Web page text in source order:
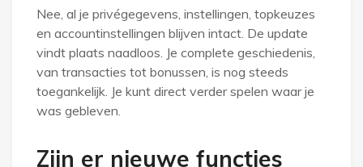
Nee, al je privégegevens, instellingen, topkeuzes
en accountinstellingen blijven intact. De update
vindt plaats naadloos. Je complete geschiedenis,
van transacties tot bonussen, is nog steeds
toegankelijk. Je kunt direct verder spelen waar je
was gebleven.
Zijn er nieuwe functies